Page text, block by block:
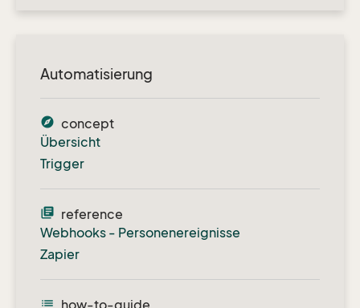
Automatisierung
explore concept
Übersicht
Trigger
library_books reference
Webhooks - Personenereignisse
Zapier
list
how-to-guide